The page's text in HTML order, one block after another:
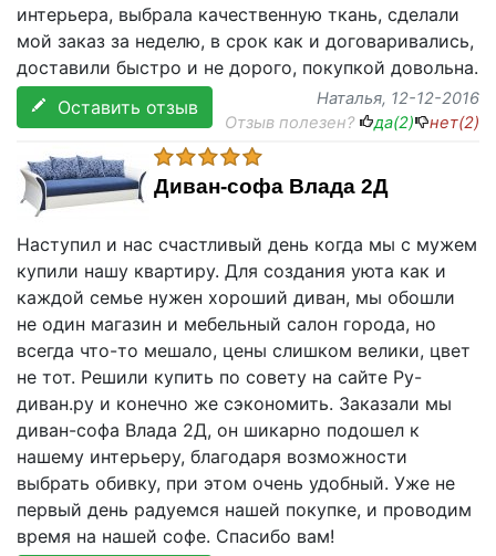
интерьера, выбрала качественную ткань, сделали
мой заказ за неделю, в срок как и договаривались,
доставили быстро и не дорого, покупкой довольна.
Оставить отзыв
Наталья, 12-12-2016
Отзыв полезен?
да(2) нет(2)
Диван-софа Влада 2Д
Наступил и нас счастливый день когда мы с мужем
купили нашу квартиру. Для создания уюта как и
каждой семье нужен хороший диван, мы обошли
не один магазин и мебельный салон города, но
всегда что-то мешало, цены слишком велики, цвет
не тот. Решили купить по совету на сайте Ру-
диван.ру и конечно же сэкономить. Заказали мы
диван-софа Влада 2Д, он шикарно подошел к
нашему интерьеру, благодаря возможности
выбрать обивку, при этом очень удобный. Уже не
первый день радуемся нашей покупке, и проводим
время на нашей софе. Спасибо вам!